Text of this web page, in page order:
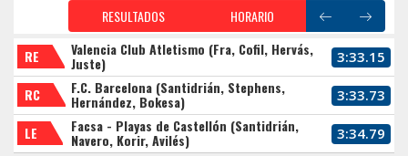
RESULTADOS HORARIO
RE Valencia Club Atletismo (Fra, Cofil, Hervás,
Juste) 3:33.15
RC F.C. Barcelona (Santidrián, Stephens,
Hernández, Bokesa) 3:33.73
LE Facsa - Playas de Castellón (Santidrián,
Navero, Korir, Avilés) 3:34.79